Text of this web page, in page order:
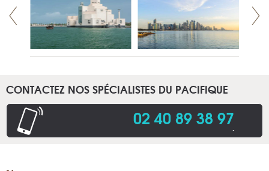
CONTACTEZ NOS SPÉCIALISTES DU PACIFIQUE
02 40 89 38 97.